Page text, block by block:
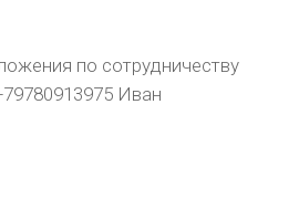
по сотрудничеству
Иван